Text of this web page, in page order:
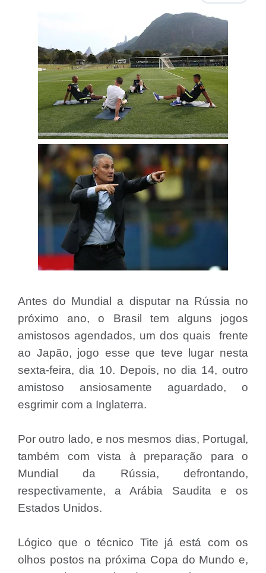
Antes do Mundial a disputar na Rússia no
próximo ano, o Brasil tem alguns jogos
amistosos agendados, um dos quais frente
ao Japão, jogo esse que teve lugar nesta
sexta-feira, dia 10. Depois, no dia 14, outro
amistoso ansiosamente aguardado, o
esgrimir com a Inglaterra.
Por outro lado, e nos mesmos dias, Portugal,
também com vista à preparação para o
Mundial da Rússia, defrontando,
respectivamente, a Arábia Saudita e os
Estados Unidos.
Lógico que o técnico Tite já está com os
olhos postos na próxima Copa do Mundo e,